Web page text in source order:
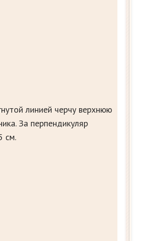
линией черчу верхнюю
За перпендикуляр
см.